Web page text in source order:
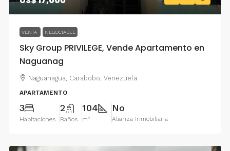
VENTA NEGOCIABLE
Sky Group PRIVILEGE, Vende Apartamento en
Naguanag
Naguanagua, Carabobo, Venezuela
APARTAMENTO
3
Habitaciones
2
Baños
104
m²
No
Alianza Inmobiliaria